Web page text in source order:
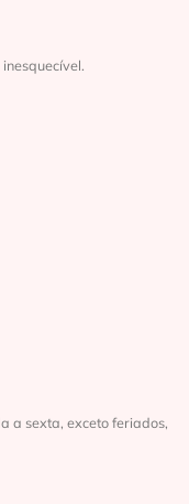
a sexta, exceto feriados,